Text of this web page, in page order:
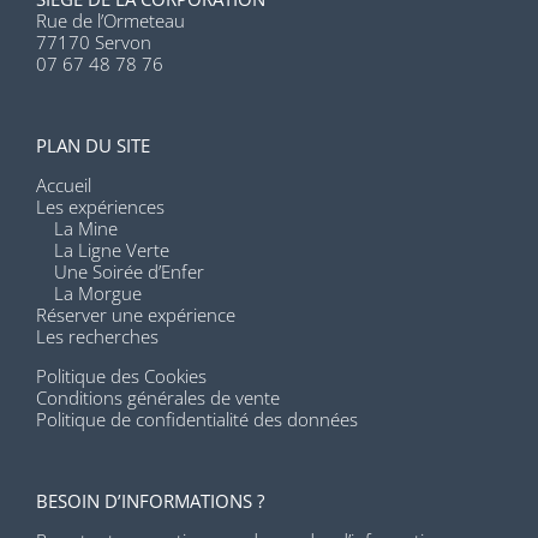
Rue de l’Ormeteau
77170 Servon
07 67 48 78 76
PLAN DU SITE
Accueil
Les expériences
La Mine
La Ligne Verte
Une Soirée d’Enfer
La Morgue
Réserver une expérience
Les recherches
Politique des Cookies
Conditions générales de vente
Politique de confidentialité des données
BESOIN D’INFORMATIONS ?